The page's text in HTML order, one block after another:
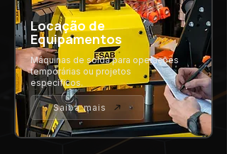
Locação de
Equipamentos
Máquinas de solda para operações
temporárias ou projetos
específicos.
Saiba mais